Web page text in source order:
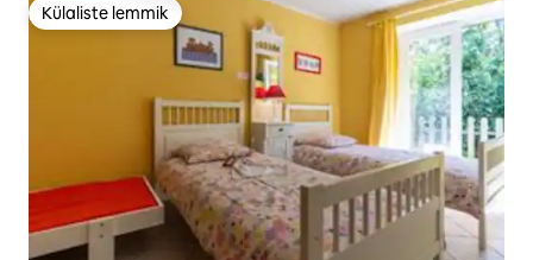
Külaliste lemmik
Külaliste lemmik